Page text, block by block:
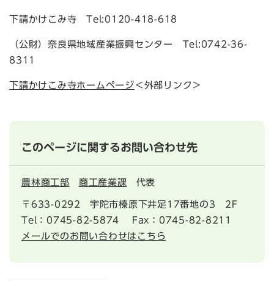
下請かけこみ寺 Tel:0120-418-618
（公財）奈良県地域産業振興センター Tel:0742-36-
8311
下請かけこみ寺ホームページ ＜外部リンク＞
このページに関するお問い合わせ先
農林商工部 商工産業課 代表
〒633-0292
宇陀市榛原下井足17番地の3 2F
Tel：0745-82-5874
Fax：0745-82-8211
メールでのお問い合わせはこちら